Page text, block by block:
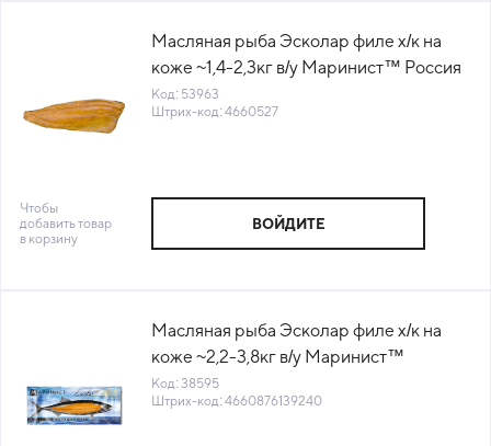
Масляная рыба Эсколар филе х/к на
коже ~1,4-2,3кг в/у Маринист™ Россия
(ПУ) (КОД 53963) (-18°С)
Код: 53963
Штрих-код: 4660527
Чтобы
добавить товар
в корзину
ВОЙДИТЕ
Масляная рыба Эсколар филе х/к на
коже ~2,2-3,8кг в/у Маринист™
Лапанина М.С. Россия (КОД 38595)
(-18°С)
Код: 38595
Штрих-код: 4660876139240